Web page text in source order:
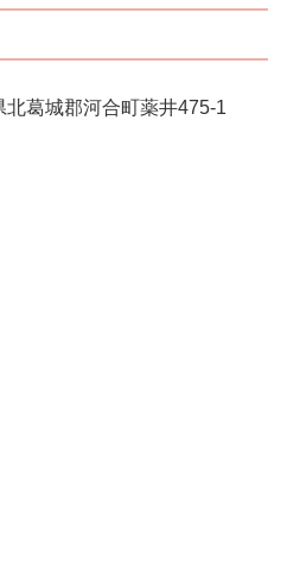
葛城郡河合町薬井475-1